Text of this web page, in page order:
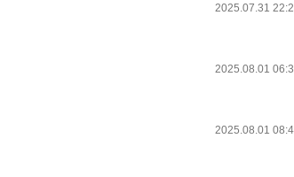
2025.07.31
2025.08.01
2025.08.01